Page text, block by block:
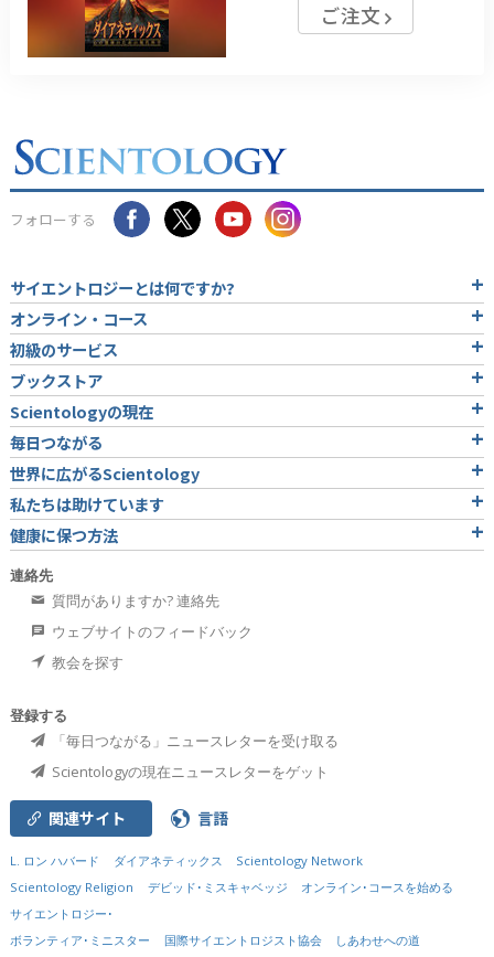
ご注文
フォローする
サイエントロジーとは何ですか?
オンライン・コース
初級のサービス
ブックストア
Scientologyの現在
毎日つながる
世界に広がるScientology
私たちは助けています
健康に保つ方法
連絡先
質問がありますか? 連絡先
ウェブサイトのフィードバック
教会を探す
登録する
「毎日つながる」ニュースレターを受け取る
Scientologyの現在ニュースレターをゲット
関連サイト 言語
L. ロン ハバード ダイアネティックス
Scientology Network
Scientology Religion
デビッド･ミスキャベッジ
オンライン･コースを始める
サイエントロジー･
ボランティア･ミニスター
国際サイエントロジスト協会 しあわせへの道